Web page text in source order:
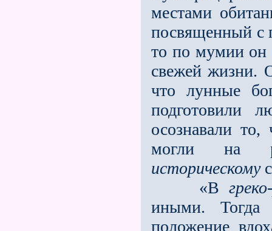
местами
посвященный с
то по мумии он
свежей жизни.
что лунные
подготовили
осознавали
могли на
историческому
«В
иными. Тогда
положение